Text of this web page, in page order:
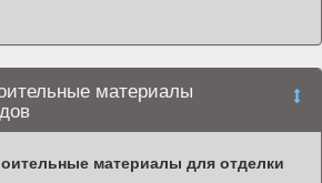
материалы
материалы для отделки